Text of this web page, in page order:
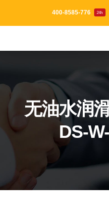
400-8585-776 24h
无油水润
DS-